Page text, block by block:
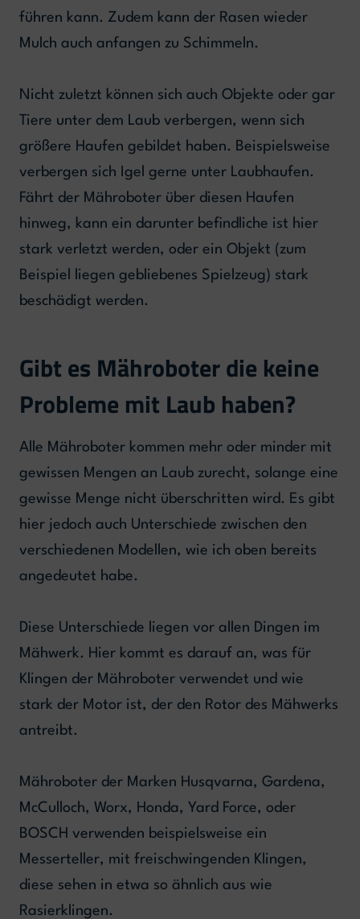
führen kann. Zudem kann der Rasen wieder
Mulch auch anfangen zu Schimmeln.
Nicht zuletzt können sich auch Objekte oder gar
Tiere unter dem Laub verbergen, wenn sich
größere Haufen gebildet haben. Beispielsweise
verbergen sich Igel gerne unter Laubhaufen.
Fährt der Mähroboter über diesen Haufen
hinweg, kann ein darunter befindliche ist hier
stark verletzt werden, oder ein Objekt (zum
Beispiel liegen gebliebenes Spielzeug) stark
beschädigt werden.
Gibt es Mähroboter die keine
Probleme mit Laub haben?
Alle Mähroboter kommen mehr oder minder mit
gewissen Mengen an Laub zurecht, solange eine
gewisse Menge nicht überschritten wird. Es gibt
hier jedoch auch Unterschiede zwischen den
verschiedenen Modellen, wie ich oben bereits
angedeutet habe.
Diese Unterschiede liegen vor allen Dingen im
Mähwerk. Hier kommt es darauf an, was für
Klingen der Mähroboter verwendet und wie
stark der Motor ist, der den Rotor des Mähwerks
antreibt.
Mähroboter der Marken Husqvarna, Gardena,
McCulloch, Worx, Honda, Yard Force, oder
BOSCH verwenden beispielsweise ein
Messerteller, mit freischwingenden Klingen,
diese sehen in etwa so ähnlich aus wie
Rasierklingen.